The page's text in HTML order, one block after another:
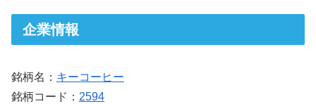
企業情報
銘柄名： キーコーヒー
銘柄コード： 2594